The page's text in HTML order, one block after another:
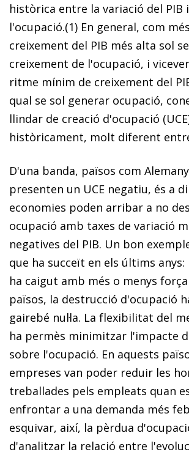
històrica entre la variació del PIB
l'ocupació.(1) En general, com
creixement del PIB més alta sol
creixement de l'ocupació, i
ritme mínim de creixement del
qual se sol generar ocupació,
llindar de creació d'ocupació
històricament, molt diferent
D'una banda, països com
presenten un UCE negatiu, és a
economies poden arribar a no
ocupació amb taxes de variació
negatives del PIB. Un bon
que ha succeït en els últims anys:
ha caigut amb més o menys
països, la destrucció d'ocupació
gairebé nul·la. La flexibilitat del
ha permès minimitzar l'impacte
sobre l'ocupació. En aquests
empreses van poder reduir les
treballades pels empleats quan
enfrontar a una demanda més
esquivar, així, la pèrdua
d'analitzar la relació entre